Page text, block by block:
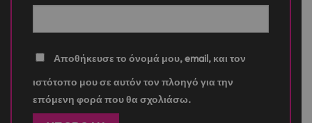
Αποθήκευσε το όνομά μου, email, και τον
ιστότοπο μου σε αυτόν τον πλοηγό για την
επόμενη φορά που θα σχολιάσω.